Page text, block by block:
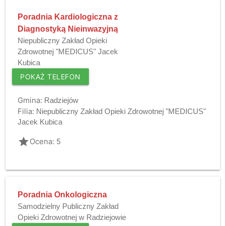
Poradnia Kardiologiczna z
Diagnostyką Nieinwazyjną
Niepubliczny Zakład Opieki
Zdrowotnej "MEDICUS" Jacek
Kubica
POKAŻ TELEFON
Gmina: Radziejów
Filia: Niepubliczny Zakład Opieki Zdrowotnej "MEDICUS"
Jacek Kubica
gradeOcena: 5
Poradnia Onkologiczna
Samodzielny Publiczny Zakład
Opieki Zdrowotnej w Radziejowie